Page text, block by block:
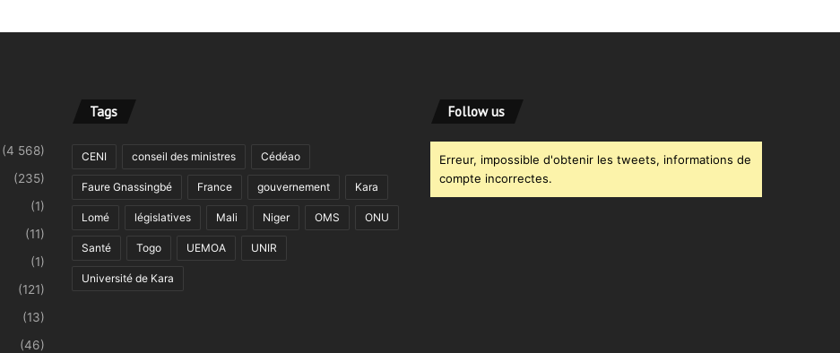
(4 568)
(235)
(1)
(11)
(1)
(121)
(13)
(46)
Tags
CENI conseil des ministres Cédéao
Faure Gnassingbé France gouvernement Kara
Lomé législatives Mali Niger OMS ONU
Santé Togo UEMOA UNIR
Université de Kara
Follow us
Erreur, impossible d'obtenir les tweets, informations de
compte incorrectes.